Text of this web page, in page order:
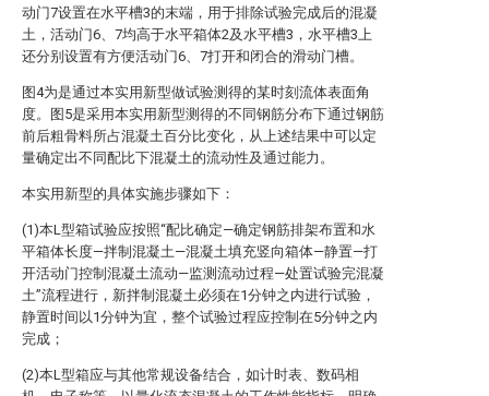
动门7设置在水平槽3的末端，用于排除试验完成后的混凝
土，活动门6、7均高于水平箱体2及水平槽3，水平槽3上
还分别设置有方便活动门6、7打开和闭合的滑动门槽。
图4为是通过本实用新型做试验测得的某时刻流体表面角
度。图5是采用本实用新型测得的不同钢筋分布下通过钢筋
前后粗骨料所占混凝土百分比变化，从上述结果中可以定
量确定出不同配比下混凝土的流动性及通过能力。
本实用新型的具体实施步骤如下：
(1)本L型箱试验应按照“配比确定—确定钢筋排架布置和水
平箱体长度—拌制混凝土—混凝土填充竖向箱体—静置—打
开活动门控制混凝土流动—监测流动过程—处置试验完混凝
土”流程进行，新拌制混凝土必须在1分钟之内进行试验，
静置时间以1分钟为宜，整个试验过程应控制在5分钟之内
完成；
(2)本L型箱应与其他常规设备结合，如计时表、数码相